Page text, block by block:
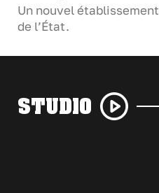
Un nouvel
de l’État.
STUDIO